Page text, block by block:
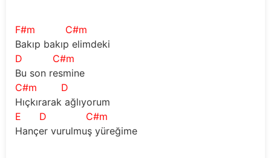
F#m
C#m
Bakıp bakıp elimdeki
D
C#m
Bu son resmine
C#m
D
Hıçkırarak ağlıyorum
E
D
C#m
Hançer vurulmuş yüreğime